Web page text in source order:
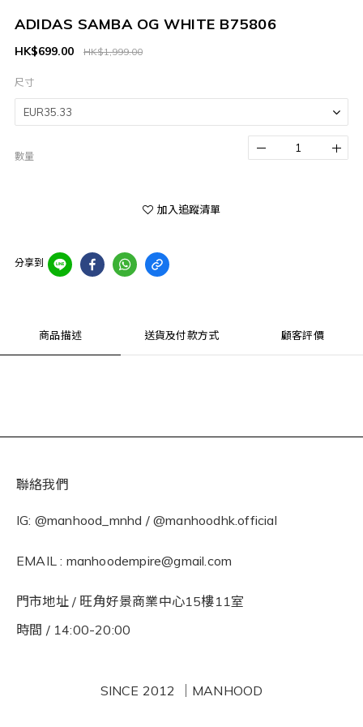
ADIDAS SAMBA OG WHITE B75806
HK$1,999.00
HK$699.00
尺寸
數量
加入追蹤清單
分享到
商品描述 送貨及付款方式 顧客評價
聯絡我們
IG: @manhood_mnhd / @manhoodhk.official
EMAIL : manhoodempire@gmail.com
門市地址 / 旺角好景商業中心15樓11室
時間 / 14:00-20:00
SINCE 2012 ｜MANHOOD